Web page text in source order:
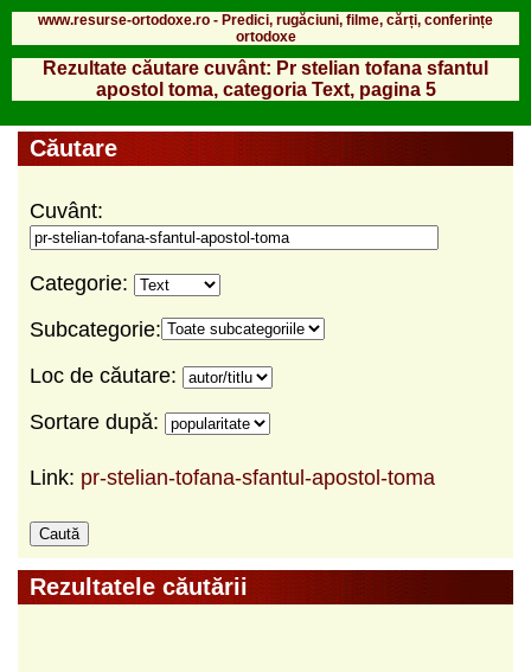
www.resurse-ortodoxe.ro - Predici, rugăciuni, filme, cărți, conferințe
ortodoxe
Rezultate căutare cuvânt: Pr stelian tofana sfantul
apostol toma, categoria Text, pagina 5
Căutare
Cuvânt:
Categorie:
Subcategorie:
Loc de căutare:
Sortare după:
Link: pr-stelian-tofana-sfantul-apostol-toma
Rezultatele căutării